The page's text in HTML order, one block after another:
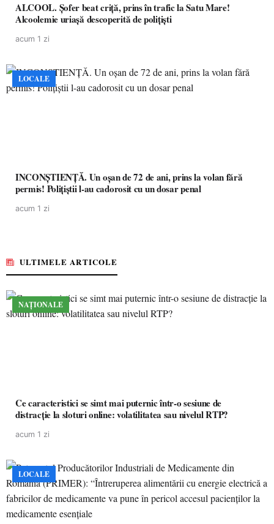
ALCOOL. Șofer beat criță, prins în trafic la Satu Mare!
Alcoolemie uriașă descoperită de polițiști
acum 1 zi
LOCALE
INCONȘTIENȚĂ. Un oșan de 72 de ani, prins la volan fără
permis! Polițiștii l-au cadorosit cu un dosar penal
acum 1 zi
ULTIMELE ARTICOLE
NAȚIONALE
Ce caracteristici se simt mai puternic într-o sesiune de
distracție la sloturi online: volatilitatea sau nivelul RTP?
acum 1 zi
LOCALE